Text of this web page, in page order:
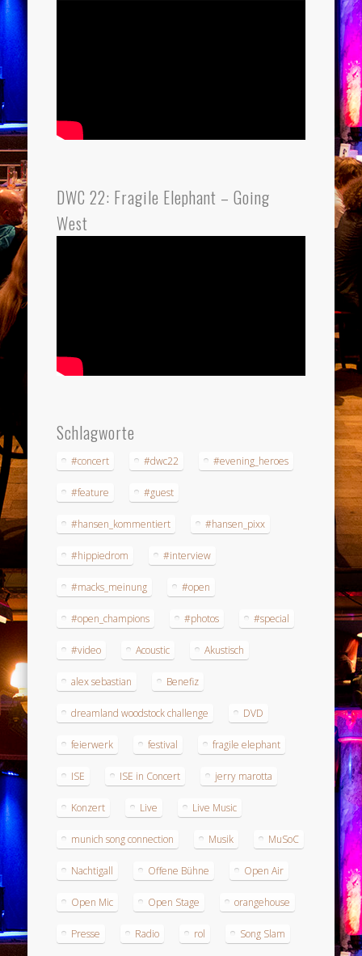
DWC 22: Fragile Elephant – Going
West
Schlagworte
#concert #dwc22 #evening_heroes
#feature #guest
#hansen_kommentiert #hansen_pixx
#hippiedrom #interview
#macks_meinung #open
#open_champions #photos #special
#video Acoustic Akustisch
alex sebastian Benefiz
dreamland woodstock challenge DVD
feierwerk festival fragile elephant
ISE ISE in Concert jerry marotta
Konzert Live Live Music
munich song connection Musik MuSoC
Nachtigall Offene Bühne Open Air
Open Mic Open Stage orangehouse
Presse Radio rol Song Slam